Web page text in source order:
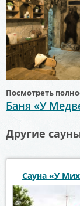
Посмотреть
Баня «У
Другие
Сауна «У